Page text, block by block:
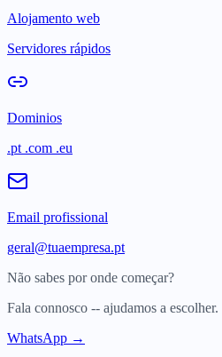
Alojamento web
Servidores rápidos
Dominios
.pt .com .eu
Email profissional
geral@tuaempresa.pt
Não sabes por onde começar?
Fala connosco -- ajudamos a escolher.
WhatsApp →